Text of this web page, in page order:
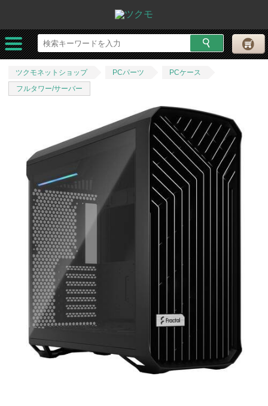
ツクモネットショップ PCパーツ
PCケース
フルタワー/サーバー